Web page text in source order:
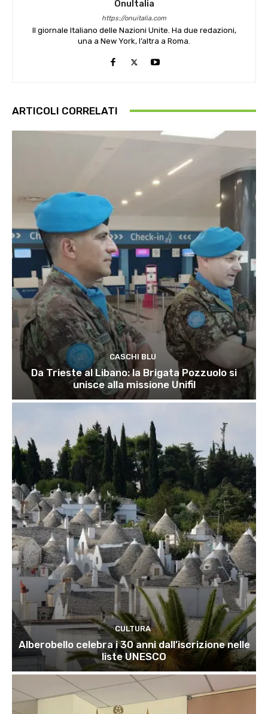
OnuItalia
https://onuitalia.com
Il giornale Italiano delle Nazioni Unite. Ha due redazioni,
una a New York, l’altra a Roma.
ARTICOLI CORRELATI
CASCHI BLU
Da Trieste al Libano: la Brigata Pozzuolo si
unisce alla missione Unifil
CULTURA
Alberobello celebra i 30 anni dall’iscrizione nelle
liste UNESCO